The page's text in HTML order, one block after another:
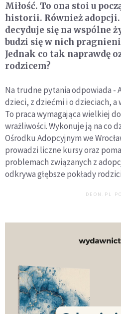
Miłość. To ona stoi u
historii. Również adopcji.
decyduje się na wspólne
budzi się w nich
Jednak co tak naprawdę
rodzicem?
Na trudne pytania odpowiada -
dzieci, z dziećmi i o dzieciach,
To praca wymagająca wielkiej
wrażliwości. Wykonuje ją na co
Ośrodku Adopcyjnym we
prowadzi liczne kursy oraz
problemach związanych z
odkrywa głębsze pokłady
DEON.PL